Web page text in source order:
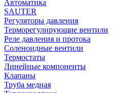
Автоматика
SAUTER
Регуляторы давления
Терморегулирующие вентили
Реле давления и протока
Соленоидные вентили
Термостаты
Линейные компоненты
Клапаны
Труба медная